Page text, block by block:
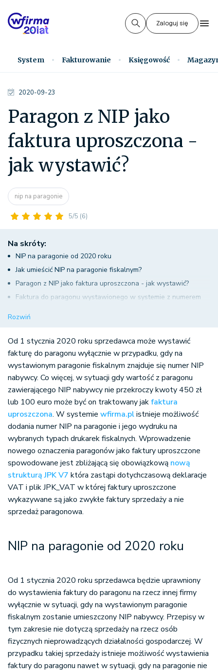
Zaloguj się
System Fakturowanie Księgowość
2020-09-23
Paragon z NIP jako
faktura uproszczona -
jak wystawić?
nip na paragonie
5/5 (6)
Na skróty:
NIP na paragonie od 2020 roku
Jak umieścić NIP na paragonie fiskalnym?
Paragon z NIP jako faktura uproszczona - jak wystawić?
Faktura do paragonu wystawionego w systemie z numerem
numerem NIP nabywcy
Rozwiń
Od 1 stycznia 2020 roku sprzedawca może wystawić
fakturę do paragonu wyłącznie w przypadku, gdy na
wystawionym paragonie fiskalnym znajduje się numer NIP
nabywcy. Co więcej, w sytuacji gdy wartość z paragonu
zawierającego NIP nabywcy nie przekroczy kwoty 450 zł
lub 100 euro może być on traktowany jakfaktura
uproszczona. W systemie wfirma.plistnieje możliwość
dodania numer NIP na paragonie i jego wydruku na
wybranych typach drukarek fiskalnych. Wprowadzenie
nowego oznaczenia paragonów jako faktury uproszczone
spowodowane jest zbliżającą się obowiązkową nową
strukturą JPK V7 która zastąpi dotychczasową deklaracje
VAT i plik JPK_VAT w której faktury uproszczone
wykazywane są jako zwykłe faktury sprzedaży a nie
sprzedaż paragonowa.
NIP na paragonie od 2020 roku
Od 1 stycznia 2020 roku sprzedawca będzie uprawniony
do wystawienia faktury do paragonu na rzecz innej firmy
wyłącznie w sytuacji, gdy na wystawionym paragonie
fiskalnym zostanie umieszczony NIP nabywcy. Przepisy w
tym zakresie nie dotyczą sprzedaży na rzecz osób
fizycznych nieprowadzących działalności gospodarczej. W
przypadku takiej sprzedaży istnieje możliwość wystawienia
faktury do paragonu nawet w sytuacji, gdy na paragonie nie